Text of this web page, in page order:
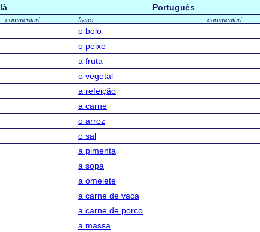
Portuguès
commentari frase commentari
o bolo
o peixe
a fruta
o vegetal
a refeição
a carne
o arroz
o sal
a pimenta
a sopa
a omelete
a carne de vaca
a carne de porco
a massa